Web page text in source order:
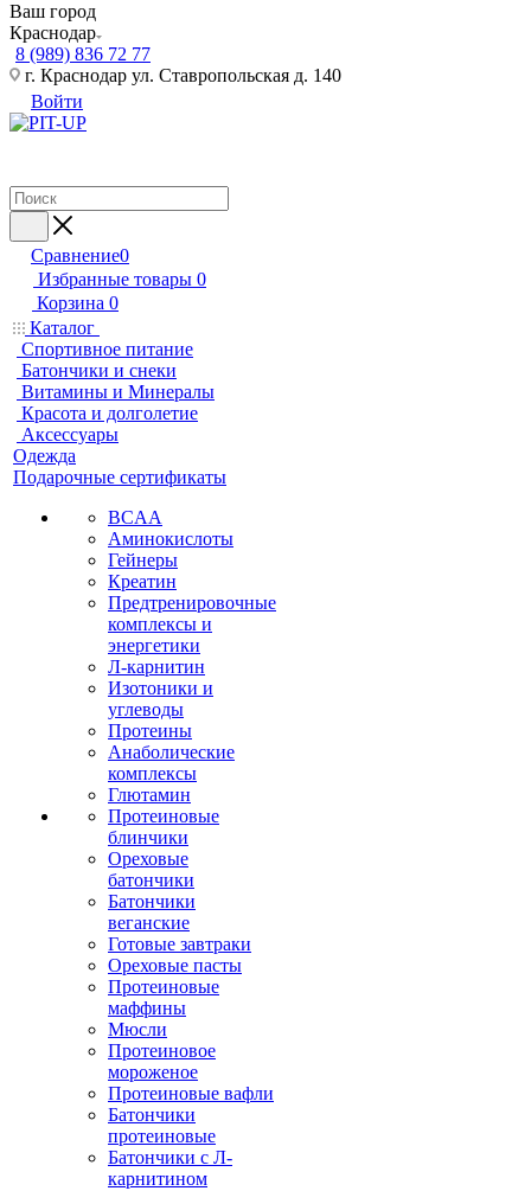
Ваш город
Краснодар
8 (989) 836 72 77
г. Краснодар ул. Ставропольская д. 140
Войти
Сравнение0
Избранные товары 0
Корзина 0
Каталог
Спортивное питание
Батончики и снеки
Витамины и Минералы
Красота и долголетие
Аксессуары
Одежда
Подарочные сертификаты
BCAA
Аминокислоты
Гейнеры
Креатин
Предтренировочные
комплексы и
энергетики
Л-карнитин
Изотоники и
углеводы
Протеины
Анаболические
комплексы
Глютамин
Протеиновые
блинчики
Ореховые
батончики
Батончики
веганские
Готовые завтраки
Ореховые пасты
Протеиновые
маффины
Мюсли
Протеиновое
мороженое
Протеиновые вафли
Батончики
протеиновые
Батончики с Л-
карнитином